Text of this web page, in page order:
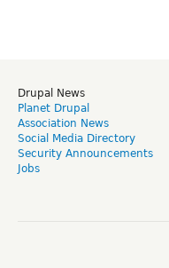
Drupal News
Planet Drupal
Association News
Social Media Directory
Security Announcements
Jobs